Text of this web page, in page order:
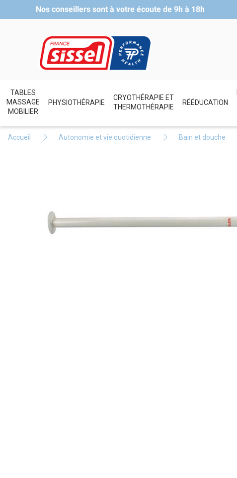
Nos conseillers sont à votre écoute de 9h à 18h
TABLES
MASSAGE
MOBILIER
PHYSIOTHÉRAPIE
CRYOTHÉRAPIE ET
THERMOTHÉRAPIE
RÉÉDUCATION
Accueil Autonomie et vie quotidienne Bain et douche